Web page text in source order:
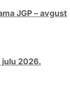
JGP – avgust
julu 2026.